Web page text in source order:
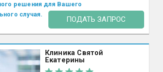
решения для Вашего
случая.
ПОДАТЬ ЗАПРОС
Клиника Святой
Екатерины